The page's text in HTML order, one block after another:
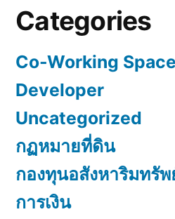
Categories
Co-Working Space
Developer
Uncategorized
กฏหมายที่ดิน
กองทุนอสังหาริมทรัพ
การเงิน